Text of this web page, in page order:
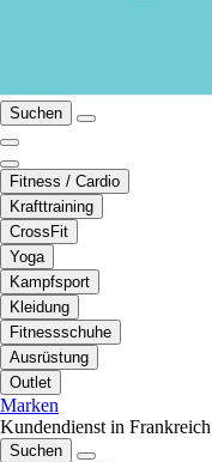
Suchen
Fitness / Cardio
Krafttraining
CrossFit
Yoga
Kampfsport
Kleidung
Fitnessschuhe
Ausrüstung
Outlet
Marken
Kundendienst in Frankreich
Suchen